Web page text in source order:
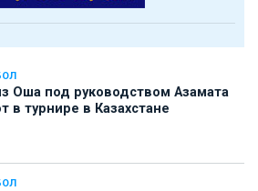
Оша под руководством Азамата
в турнире в Казахстане